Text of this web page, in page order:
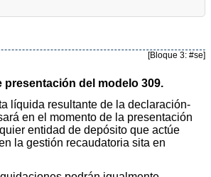
[Bloque 3: #se]
presentación del modelo 309.
líquida resultante de la declaración-
en el momento de la presentación
entidad de depósito que actúe
la gestión recaudatoria sita en